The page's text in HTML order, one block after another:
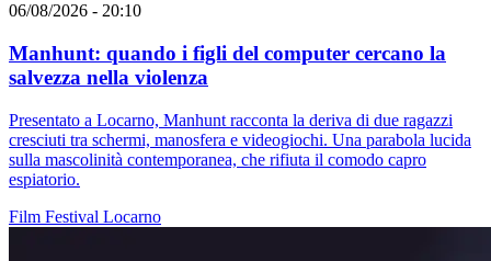
06/08/2026 - 20:10
Manhunt: quando i figli del computer cercano la
salvezza nella violenza
Presentato a Locarno, Manhunt racconta la deriva di due ragazzi
cresciuti tra schermi, manosfera e videogiochi. Una parabola lucida
sulla mascolinità contemporanea, che rifiuta il comodo capro
espiatorio.
Film Festival Locarno